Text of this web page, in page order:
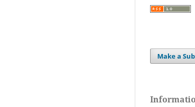
Make a